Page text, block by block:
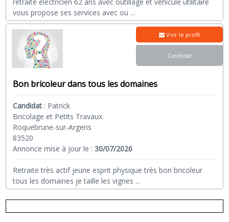
vous propose ses services avec ou ...
Bon bricoleur dans tous les domaines
Candidat : Patrick
Bricolage et Petits Travaux
Roquebrune-sur-Argens
83520
Annonce mise à jour le :30/07/2026
Retraite très actif jeune esprit physique très bon bricoleur
tous les domaines je taille les vignes ...
Voir le profil
Candidat